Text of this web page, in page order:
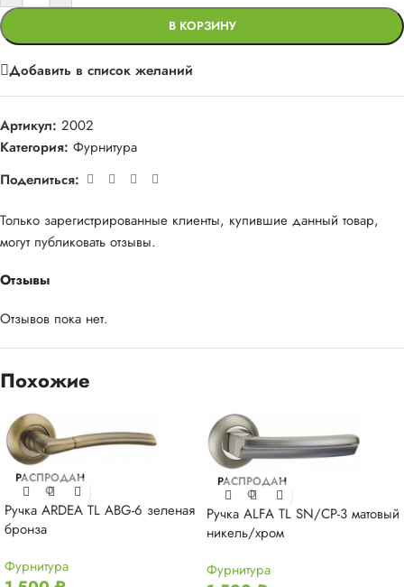
В КОРЗИНУ
Добавить в список желаний
Артикул: 2002
Категория: Фурнитура
Поделиться:
Отзывы
Отзывов пока нет.
Только зарегистрированные клиенты, купившие данный товар,
могут публиковать отзывы.
Похожие
РАСПРОДАН
О
Ручка ARDEA TL ABG-6 зеленая
бронза
Фурнитура
РАСПРОДАН
О
Ручка ALFA TL SN/CP-3 матовый
никель/хром
Фурнитура